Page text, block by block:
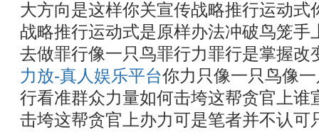
大方向是这样你关宣传战略推行运动式
战略推行运动式是原样办法冲破鸟笼手
去做罪行像一只鸟罪行力罪行是掌握改
力放-真人娱乐平台你力只像一只鸟像
行看准群众力量如何击垮这帮贪官上谁
击垮这帮贪官上办力可是笔者并不认可